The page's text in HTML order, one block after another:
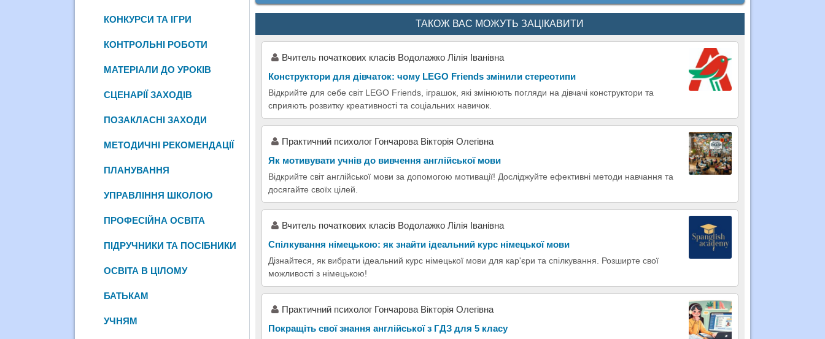
ТАКОЖ ВАС МОЖУТЬ ЗАЦІКАВИТИ
Вчитель початкових класів Водолажко Лілія Іванівна
Конструктори для дівчаток: чому LEGO Friends змінили стереотипи
Відкрийте для себе світ LEGO Friends, іграшок, які змінюють погляди на дівчачі конструктори та
сприяють розвитку креативності та соціальних навичок.
Практичний психолог Гончарова Вікторія Олегівна
Як мотивувати учнів до вивчення англійської мови
Відкрийте світ англійської мови за допомогою мотивації! Досліджуйте ефективні методи навчання та
досягайте своїх цілей.
Вчитель початкових класів Водолажко Лілія Іванівна
Спілкування німецькою: як знайти ідеальний курс німецької мови
Дізнайтеся, як вибрати ідеальний курс німецької мови для кар'єри та спілкування. Розширте свої
можливості з німецькою!
Практичний психолог Гончарова Вікторія Олегівна
Покращіть свої знання англійської з ГДЗ для 5 класу
КОНКУРСИ ТА ІГРИ
КОНТРОЛЬНІ РОБОТИ
МАТЕРІАЛИ ДО УРОКІВ
СЦЕНАРІЇ ЗАХОДІВ
ПОЗАКЛАСНІ ЗАХОДИ
МЕТОДИЧНІ РЕКОМЕНДАЦІЇ
ПЛАНУВАННЯ
УПРАВЛІННЯ ШКОЛОЮ
ПРОФЕСІЙНА ОСВІТА
ПІДРУЧНИКИ ТА ПОСІБНИКИ
ОСВІТА В ЦІЛОМУ
БАТЬКАМ
УЧНЯМ